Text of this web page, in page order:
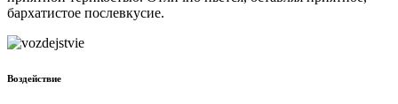
бархатистое послевкусие.
Воздействие